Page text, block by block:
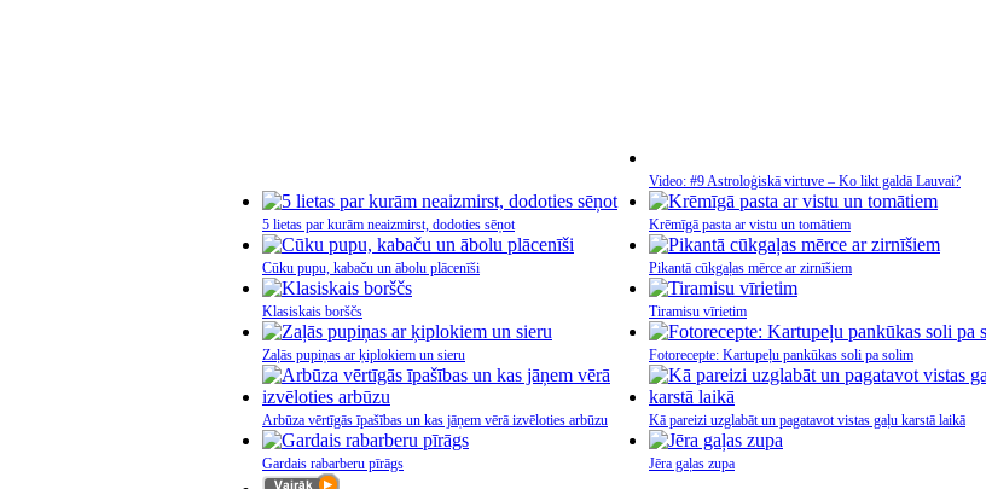
Video: #9 Astroloģiskā virtuve – Ko likt galdā Lauvai?
5 lietas par kurām neaizmirst, dodoties sēņot Krēmīgā pasta ar vistu un tomātiem
Cūku pupu, kabaču un ābolu plācenīši Pikantā cūkgaļas mērce ar zirnīšiem
Klasiskais borščs Tiramisu vīrietim
Zaļās pupiņas ar ķiplokiem un sieru Fotorecepte: Kartupeļu pankūkas soli pa solim
Arbūza vērtīgās īpašības un kas jāņem vērā izvēloties arbūzu Kā pareizi uzglabāt un pagatavot vistas gaļu karstā laikā
Gardais rabarberu pīrāgs Jēra gaļas zupa